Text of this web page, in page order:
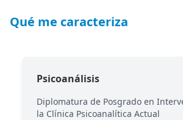
Qué me caracteriza
Psicoanálisis
Diplomatura de Posgrado en
la Clínica Psicoanalítica Actual